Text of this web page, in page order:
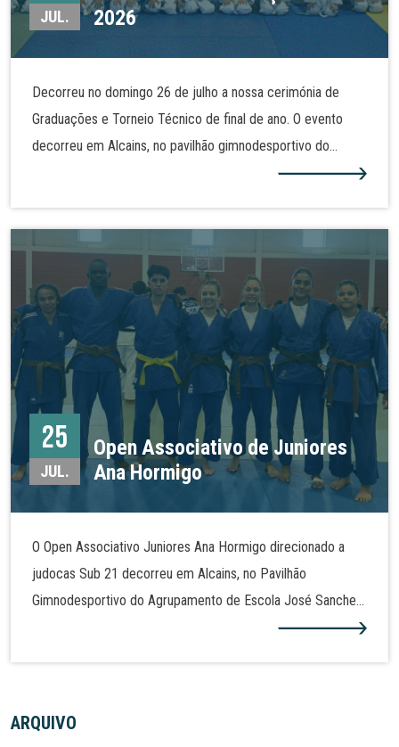
JUL.
2026
Decorreu no domingo 26 de julho a nossa cerimónia de
Graduações e Torneio Técnico de final de ano. O evento
decorreu em Alcains, no pavilhão gimnodesportivo do
Agrupamento de Escola José Sanches e São Vicente da
graduação e demonstraram as técnicas de judo tanto no
solo como em pé. Mais fotos na nossa galeria!
25
JUL.
Open Associativo de Juniores
Ana Hormigo
O Open Associativo Juniores Ana Hormigo direcionado a
judocas Sub 21 decorreu em Alcains, no Pavilhão
Gimnodesportivo do Agrupamento de Escola José Sanches
e São Vicente da beira. Em representação da Associação
Em -57 kg, Madalena Cruz sagrou-se vice-campeã da prova,
ARQUIVO